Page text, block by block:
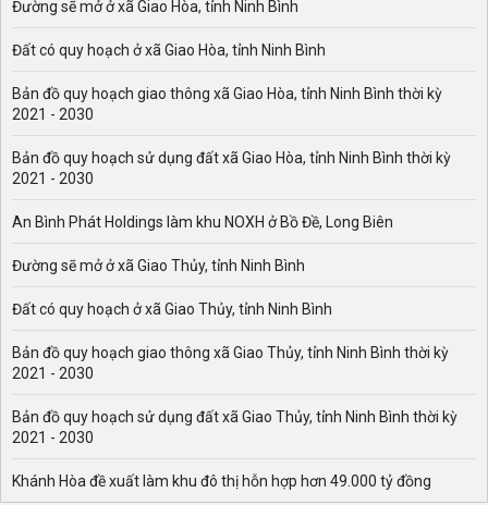
Đường sẽ mở ở xã Giao Hòa, tỉnh Ninh Bình
Đất có quy hoạch ở xã Giao Hòa, tỉnh Ninh Bình
Bản đồ quy hoạch giao thông xã Giao Hòa, tỉnh Ninh Bình thời kỳ
2021 - 2030
Bản đồ quy hoạch sử dụng đất xã Giao Hòa, tỉnh Ninh Bình thời kỳ
2021 - 2030
An Bình Phát Holdings làm khu NOXH ở Bồ Đề, Long Biên
Đường sẽ mở ở xã Giao Thủy, tỉnh Ninh Bình
Đất có quy hoạch ở xã Giao Thủy, tỉnh Ninh Bình
Bản đồ quy hoạch giao thông xã Giao Thủy, tỉnh Ninh Bình thời kỳ
2021 - 2030
Bản đồ quy hoạch sử dụng đất xã Giao Thủy, tỉnh Ninh Bình thời kỳ
2021 - 2030
Khánh Hòa đề xuất làm khu đô thị hỗn hợp hơn 49.000 tỷ đồng